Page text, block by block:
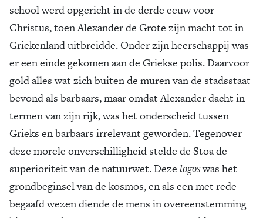
school werd opgericht in de derde eeuw voor
Christus, toen Alexander de Grote zijn macht tot in
Griekenland uitbreidde. Onder zijn heerschappij was
er een einde gekomen aan de Griekse polis. Daarvoor
gold alles wat zich buiten de muren van de stadsstaat
bevond als barbaars, maar omdat Alexander dacht in
termen van zijn rijk, was het onderscheid tussen
Grieks en barbaars irrelevant geworden. Tegenover
deze morele onverschilligheid stelde de Stoa de
superioriteit van de natuurwet. Deze logoswas het
grondbeginsel van de kosmos, en als een met rede
begaafd wezen diende de mens in overeenstemming